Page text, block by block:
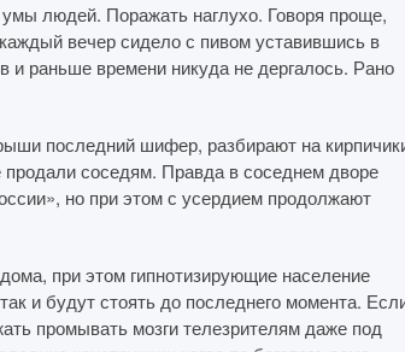
людей. Поражать наглухо. Говоря проще,
вечер сидело с пивом уставившись в
и раньше времени никуда не дергалось. Рано
последний шифер, разбирают на
соседям. Правда в соседнем дворе
но при этом с усердием продолжают
при этом гипнотизирующие население
и будут стоять до последнего момента.
промывать мозги телезрителям даже под